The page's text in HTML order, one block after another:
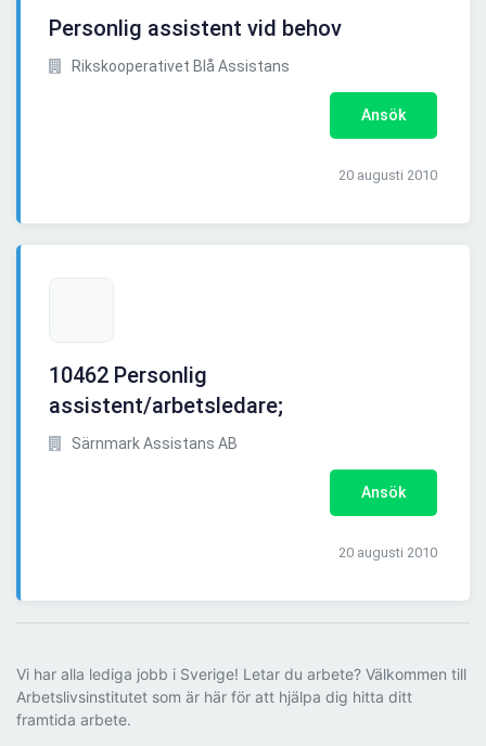
Personlig assistent vid behov
Rikskooperativet Blå Assistans
Ansök
20 augusti 2010
10462 Personlig
assistent/arbetsledare;
Särnmark Assistans AB
Ansök
20 augusti 2010
Vi har alla lediga jobb i Sverige! Letar du arbete? Välkommen till
Arbetslivsinstitutet som är här för att hjälpa dig hitta ditt
framtida arbete.